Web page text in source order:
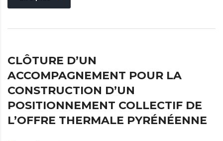
CLÔTURE D’UN
ACCOMPAGNEMENT POUR LA
CONSTRUCTION D’UN
POSITIONNEMENT COLLECTIF DE
L’OFFRE THERMALE PYRÉNÉENNE